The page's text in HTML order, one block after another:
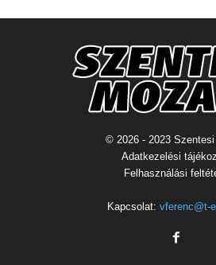
© 2026 - 2023
Adatkezelési
Felhasználási
Kapcsolat: vferenc@t-